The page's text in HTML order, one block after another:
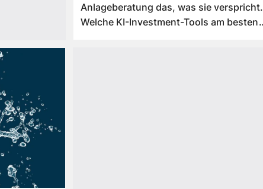
Anlageberatung das, was sie verspricht.
Welche KI-Investment-Tools am besten